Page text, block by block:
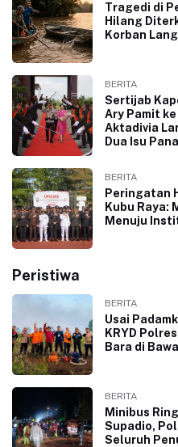
Tragedi di
Hilang
Korban
BERITA
Sertijab
Ary Pamit
Aktadivia
Dua Isu
BERITA
Peringatan
Kubu Raya:
Menuju
Peristiwa
BERITA
Usai
KRYD
Bara di
BERITA
Minibus
Supadio,
Seluruh